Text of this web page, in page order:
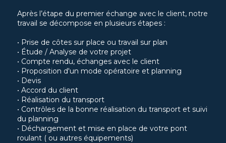
Après l’étape du premier échange avec le client, notre
travail se décompose en plusieurs étapes :
• Prise de côtes sur place ou travail sur plan
• Étude / Analyse de votre projet
• Compte rendu, échanges avec le client
• Proposition d'un mode opératoire et planning
• Devis
• Accord du client
• Réalisation du transport
• Contrôles de la bonne réalisation du transport et suivi
du planning
• Déchargement et mise en place de votre pont
roulant ( ou autres équipements)